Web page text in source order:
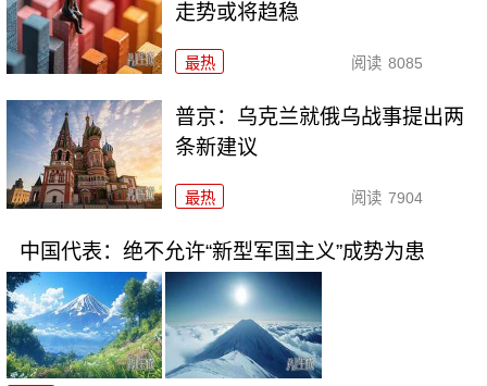
走势或将趋稳
最热 阅读 8085
普京：乌克兰就俄乌战事提出两
条新建议
最热 阅读 7904
中国代表：绝不允许“新型军国主义”成势为患